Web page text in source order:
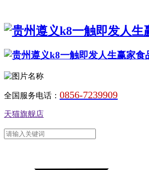
全国服务电话： 0856-7239909
天猫旗舰店